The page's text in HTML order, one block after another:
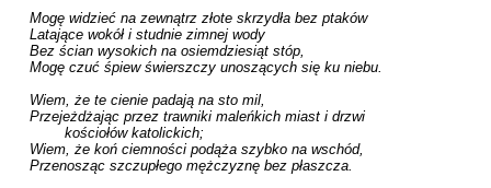
Mogę widzieć na zewnątrz złote skrzydła bez ptaków
Latające wokół i studnie zimnej wody
Bez ścian wysokich na osiemdziesiąt stóp,
Mogę czuć śpiew świerszczy unoszących się ku niebu.
Wiem, że te cienie padają na sto mil,
Przejeżdżając przez trawniki maleńkich miast i drzwi
	kościołów katolickich;
Wiem, że koń ciemności podąża szybko na wschód,
Przenosząc szczupłego mężczyznę bez płaszcza.